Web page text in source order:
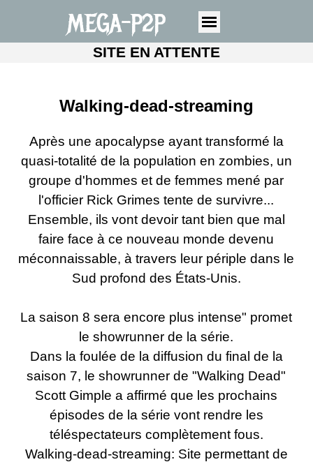
MEGA-P2P
SITE EN ATTENTE
Walking-dead-streaming
Après une apocalypse ayant transformé la
quasi-totalité de la population en zombies, un
groupe d'hommes et de femmes mené par
l'officier Rick Grimes tente de survivre...
Ensemble, ils vont devoir tant bien que mal
faire face à ce nouveau monde devenu
méconnaissable, à travers leur périple dans le
Sud profond des États-Unis.
La saison 8 sera encore plus intense" promet
le showrunner de la série.
Dans la foulée de la diffusion du final de la
saison 7, le showrunner de "Walking Dead"
Scott Gimple a affirmé que les prochains
épisodes de la série vont rendre les
téléspectateurs complètement fous.
Walking-dead-streaming: Site permettant de